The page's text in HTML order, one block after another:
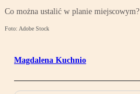
Co można ustalić w planie miejscowym?
Foto: Adobe Stock
Magdalena Kuchnio